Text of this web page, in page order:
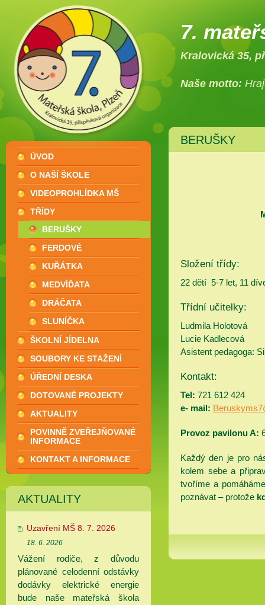
7.
Kralovická 35,
Naše motto:
BERUŠKY
Složení třídy:
22 dětí 5-7 let, 11
Třídní učitelky:
Ludmila Holotová
Lucie Kadlecová
Asistent pedagoga:
Kontakt:
Tel: 721 612 424
e- mail:
Provoz pavilonu A:
Každý den je pro
kolem sebe a
tvoříme a
poznávat – protože
ÚVOD
O NAŠÍ ŠKOLE
VIDEOPROHLÍDKA MŠ
TŘÍDY
BERUŠKY
FERDOVÉ
KUŘÁTKA
MEDVÍĎATA
DRÁČATA
SLUNÍČKA
ŠKOLNÍ JÍDELNA
SOUBORY KE STAŽENÍ
ÚŘEDNÍ DESKA
DOTOVANÉ PROJEKTY
AKTUALITY
POVINNĚ ZVEŘEJŇOVANÉ
INFORMACE
KONTAKT A INFORMACE
AKTUALITY
Uzavření MŠ 8. 7. 2026
18. 6. 2026
Vážení rodiče, z důvodu
plánované celodenní odstávky
dodávky elektrické energie
bude naše mateřská škola